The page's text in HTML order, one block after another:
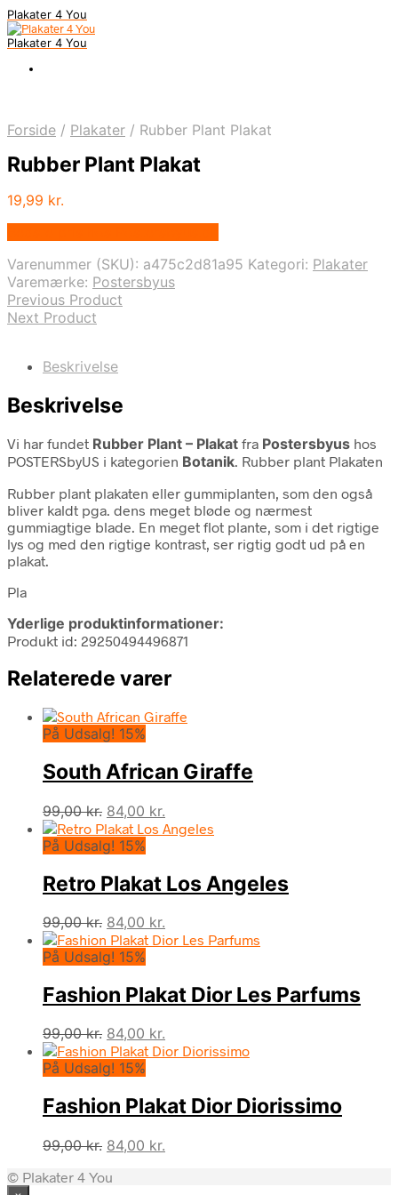
Plakater 4 You
Plakater 4 You
Forside / Plakater / Rubber Plant Plakat
Rubber Plant Plakat
19,99 kr.
Varenummer (SKU): a475c2d81a95 Kategori: Plakater
Varemærke: Postersbyus
Previous Product
Next Product
Beskrivelse
Beskrivelse
Vi har fundet Rubber Plant – Plakat fra Postersbyus hos
POSTERSbyUS i kategorien Botanik. Rubber plant Plakaten
Rubber plant plakaten eller gummiplanten, som den også
bliver kaldt pga. dens meget bløde og nærmest
gummiagtige blade. En meget flot plante, som i det rigtige
lys og med den rigtige kontrast, ser rigtig godt ud på en
plakat.
Pla
Yderlige produktinformationer:
Produkt id: 29250494496871
Relaterede varer
På Udsalg! 15%
South African Giraffe
99,00kr. Den
oprindelige
pris
99,00 kr..
84,00 kr.
aktuelle
84,00 kr..
På Udsalg! 15%
Retro Plakat Los Angeles
99,00kr. Den
oprindelige
pris
99,00 kr..
84,00 kr.
aktuelle
84,00 kr..
På Udsalg! 15%
Fashion Plakat Dior Les Parfums
99,00kr. Den
oprindelige
pris
99,00 kr..
84,00 kr.
aktuelle
84,00 kr..
På Udsalg! 15%
Fashion Plakat Dior Diorissimo
99,00kr. Den
pris
84,00 kr.
© Plakater 4 You